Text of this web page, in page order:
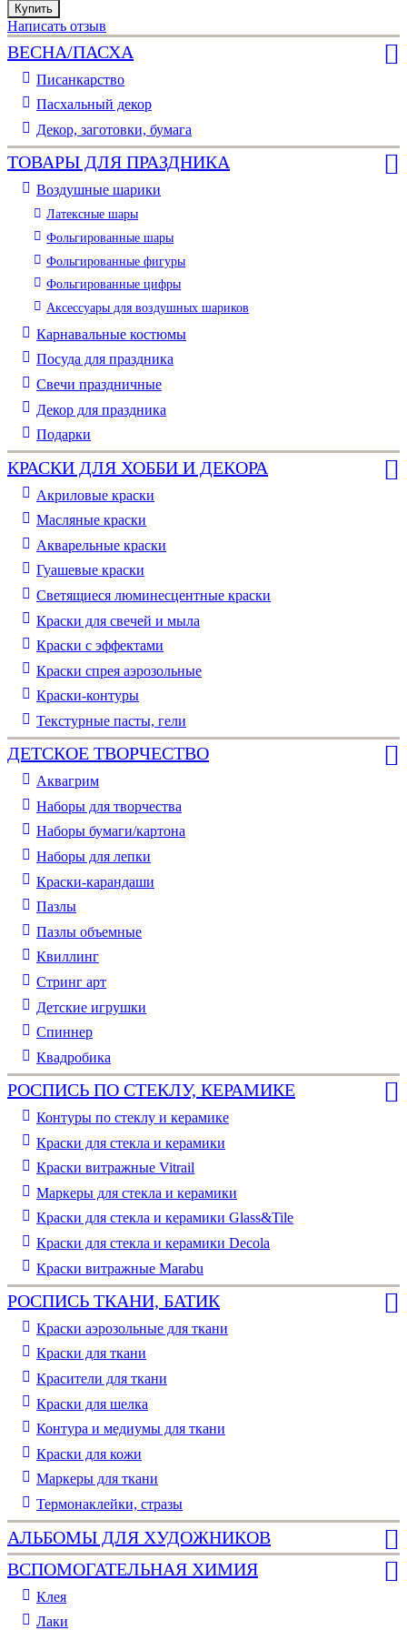
Купить
Купить
Купить
Купить
Купить
Написать отзыв
ВЕСНА/ПАСХА
Писанкарство
Пасхальный декор
Декор, заготовки, бумага
ТОВАРЫ ДЛЯ ПРАЗДНИКА
Воздушные шарики
Латексные шары
Фольгированные шары
Фольгированные фигуры
Фольгированные цифры
Аксессуары для воздушных шариков
Карнавальные костюмы
Посуда для праздника
Свечи праздничные
Декор для праздника
Подарки
КРАСКИ ДЛЯ ХОББИ И ДЕКОРА
Акриловые краски
Масляные краски
Акварельные краски
Гуашевые краски
Светящиеся люминесцентные краски
Краски для свечей и мыла
Краски с эффектами
Краски спрея аэрозольные
Краски-контуры
Текстурные пасты, гели
ДЕТСКОЕ ТВОРЧЕСТВО
Аквагрим
Наборы для творчества
Наборы бумаги/картона
Наборы для лепки
Краски-карандаши
Пазлы
Пазлы объемные
Квиллинг
Стринг арт
Детские игрушки
Спиннер
Квадробика
РОСПИСЬ ПО СТЕКЛУ, КЕРАМИКЕ
Контуры по стеклу и керамике
Краски для стекла и керамики
Краски витражные Vitrail
Маркеры для стекла и керамики
Краски для стекла и керамики Glass&Tile
Краски для стекла и керамики Decola
Краски витражные Marabu
РОСПИСЬ ТКАНИ, БАТИК
Краски аэрозольные для ткани
Краски для ткани
Красители для ткани
Краски для шелка
Контура и медиумы для ткани
Краски для кожи
Маркеры для ткани
Термонаклейки, стразы
АЛЬБОМЫ ДЛЯ ХУДОЖНИКОВ
ВСПОМОГАТЕЛЬНАЯ ХИМИЯ
Клея
Лаки